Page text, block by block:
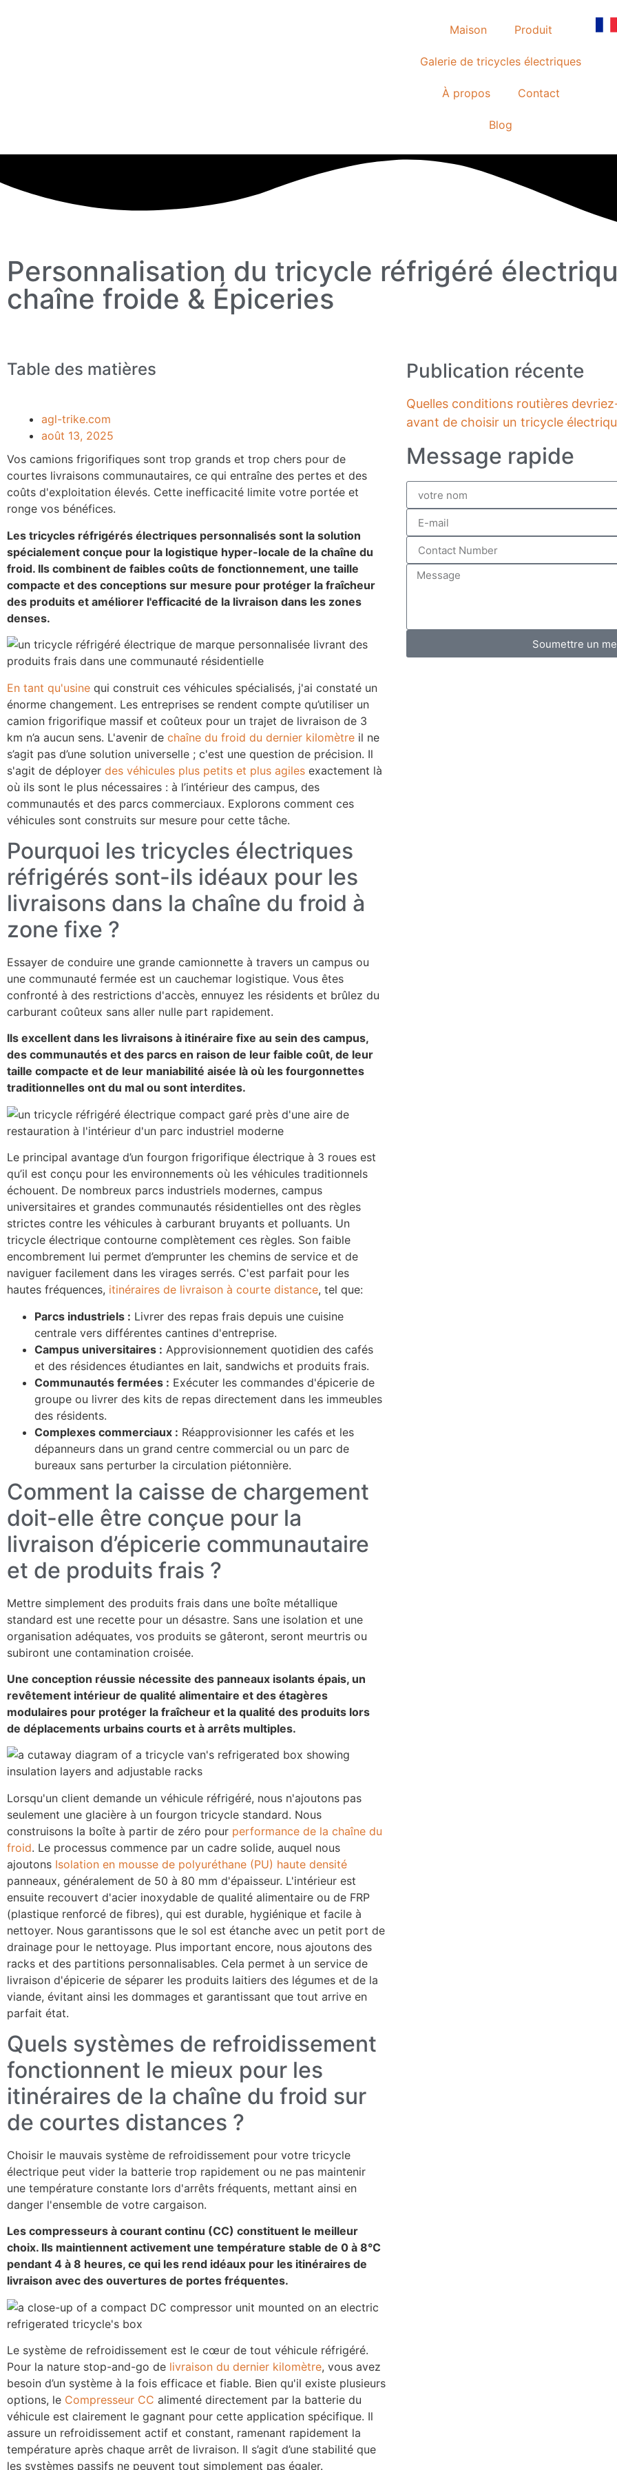
Maison Produit
Galerie de tricycles électriques
À propos Contact
Blog
Personnalisation du tricycle réfrigéré
chaîne froide & Épiceries
Table des matières
agl-trike.com
août 13, 2025
Vos camions frigorifiques sont trop grands et trop chers pour de
courtes livraisons communautaires, ce qui entraîne des pertes et des
coûts d'exploitation élevés. Cette inefficacité limite votre portée et
ronge vos bénéfices.
Les tricycles réfrigérés électriques personnalisés sont la solution
spécialement conçue pour la logistique hyper-locale de la chaîne du
froid. Ils combinent de faibles coûts de fonctionnement, une taille
compacte et des conceptions sur mesure pour protéger la fraîcheur
des produits et améliorer l'efficacité de la livraison dans les zones
denses.
En tant qu'usine qui construit ces véhicules spécialisés, j'ai constaté un
énorme changement. Les entreprises se rendent compte qu’utiliser un
camion frigorifique massif et coûteux pour un trajet de livraison de 3
km n’a aucun sens. L'avenir de chaîne du froid du dernier kilomètre il ne
s’agit pas d’une solution universelle ; c'est une question de précision. Il
s'agit de déployer des véhicules plus petits et plus agiles exactement là
où ils sont le plus nécessaires : à l’intérieur des campus, des
communautés et des parcs commerciaux. Explorons comment ces
véhicules sont construits sur mesure pour cette tâche.
Pourquoi les tricycles électriques
réfrigérés sont-ils idéaux pour les
livraisons dans la chaîne du froid à
zone fixe ?
Essayer de conduire une grande camionnette à travers un campus ou
une communauté fermée est un cauchemar logistique. Vous êtes
confronté à des restrictions d'accès, ennuyez les résidents et brûlez du
carburant coûteux sans aller nulle part rapidement.
Ils excellent dans les livraisons à itinéraire fixe au sein des campus,
des communautés et des parcs en raison de leur faible coût, de leur
taille compacte et de leur maniabilité aisée là où les fourgonnettes
traditionnelles ont du mal ou sont interdites.
Le principal avantage d’un fourgon frigorifique électrique à 3 roues est
qu’il est conçu pour les environnements où les véhicules traditionnels
échouent. De nombreux parcs industriels modernes, campus
universitaires et grandes communautés résidentielles ont des règles
strictes contre les véhicules à carburant bruyants et polluants. Un
tricycle électrique contourne complètement ces règles. Son faible
encombrement lui permet d’emprunter les chemins de service et de
naviguer facilement dans les virages serrés. C'est parfait pour les
hautes fréquences, itinéraires de livraison à courte distance, tel que:
Parcs industriels : Livrer des repas frais depuis une cuisine
centrale vers différentes cantines d'entreprise.
Campus universitaires : Approvisionnement quotidien des cafés
et des résidences étudiantes en lait, sandwichs et produits frais.
Communautés fermées : Exécuter les commandes d'épicerie de
groupe ou livrer des kits de repas directement dans les immeubles
des résidents.
Complexes commerciaux : Réapprovisionner les cafés et les
dépanneurs dans un grand centre commercial ou un parc de
bureaux sans perturber la circulation piétonnière.
Comment la caisse de chargement
doit-elle être conçue pour la
livraison d’épicerie communautaire
et de produits frais ?
Mettre simplement des produits frais dans une boîte métallique
standard est une recette pour un désastre. Sans une isolation et une
organisation adéquates, vos produits se gâteront, seront meurtris ou
subiront une contamination croisée.
Une conception réussie nécessite des panneaux isolants épais, un
revêtement intérieur de qualité alimentaire et des étagères
modulaires pour protéger la fraîcheur et la qualité des produits lors
de déplacements urbains courts et à arrêts multiples.
Lorsqu'un client demande un véhicule réfrigéré, nous n'ajoutons pas
seulement une glacière à un fourgon tricycle standard. Nous
construisons la boîte à partir de zéro pour performance de la chaîne du
froid. Le processus commence par un cadre solide, auquel nous
ajoutons Isolation en mousse de polyuréthane (PU) haute densité
panneaux, généralement de 50 à 80 mm d'épaisseur. L'intérieur est
ensuite recouvert d'acier inoxydable de qualité alimentaire ou de FRP
(plastique renforcé de fibres), qui est durable, hygiénique et facile à
nettoyer. Nous garantissons que le sol est étanche avec un petit port de
drainage pour le nettoyage. Plus important encore, nous ajoutons des
racks et des partitions personnalisables. Cela permet à un service de
livraison d'épicerie de séparer les produits laitiers des légumes et de la
viande, évitant ainsi les dommages et garantissant que tout arrive en
parfait état.
Quels systèmes de refroidissement
fonctionnent le mieux pour les
itinéraires de la chaîne du froid sur
de courtes distances ?
Choisir le mauvais système de refroidissement pour votre tricycle
électrique peut vider la batterie trop rapidement ou ne pas maintenir
une température constante lors d'arrêts fréquents, mettant ainsi en
danger l'ensemble de votre cargaison.
Les compresseurs à courant continu (CC) constituent le meilleur
choix. Ils maintiennent activement une température stable de 0 à 8°C
pendant 4 à 8 heures, ce qui les rend idéaux pour les itinéraires de
livraison avec des ouvertures de portes fréquentes.
Le système de refroidissement est le cœur de tout véhicule réfrigéré.
Pour la nature stop-and-go de livraison du dernier kilomètre, vous avez
besoin d’un système à la fois efficace et fiable. Bien qu'il existe plusieurs
options, le Compresseur CC alimenté directement par la batterie du
véhicule est clairement le gagnant pour cette application spécifique. Il
assure un refroidissement actif et constant, ramenant rapidement la
température après chaque arrêt de livraison. Il s’agit d’une stabilité que
les systèmes passifs ne peuvent tout simplement pas égaler.
Publication récente
Quelles conditions routières
avant de choisir un tricycle
Message rapide
Soumettre un